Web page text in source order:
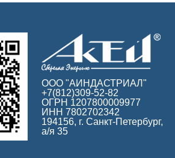
ООО "АИНДАСТРИАЛ"
+7(812)309-52-82
ОГРН 1207800009977
ИНН 7802702342
194156, г. Санкт-Петербург,
а/я 35